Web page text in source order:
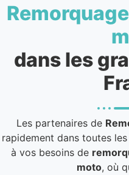
dans les
Les partenaires de
rapidement dans toutes
à vos besoins de
moto, où